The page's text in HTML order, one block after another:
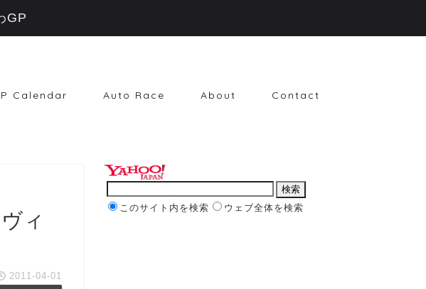
Calendar Auto Race About Contact
ィ
2011-04-01
このサイト内を検索 ウェブ全体を検索
GP